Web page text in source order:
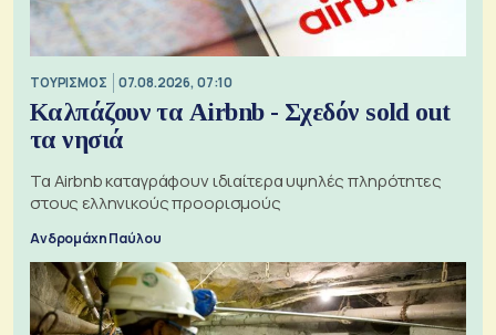
ΤΟΥΡΙΣΜΟΣ 07.08.2026, 07:10
Καλπάζουν τα Airbnb - Σχεδόν sold out
τα νησιά
Τα Airbnb καταγράφουν ιδιαίτερα υψηλές πληρότητες
στους ελληνικούς προορισμούς
Ανδρομάχη Παύλου